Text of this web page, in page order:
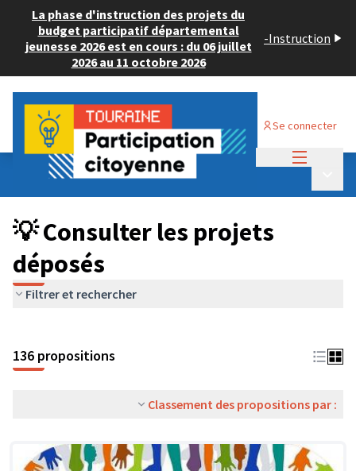
La phase d'instruction des projets du
budget participatif départemental
jeunesse 2026 est en cours : du 06 juillet
2026 au 11 octobre 2026
-Instruction
Se connecter
Budget Participatif JEUNESSE 2024
💡 Consulter les projets déposés
💡 Consulter les projets
déposés
Filtrer et rechercher
136 propositions
Classement des propositions par :